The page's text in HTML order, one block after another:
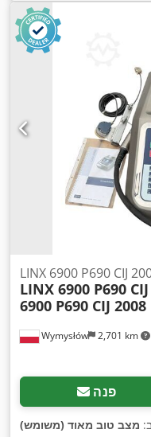
Wymysłów 2,701 km
LINX 6900 P690 CIJ
LINX 6900 P690
6900 P690 CIJ 2008
פנה
מצב טוב מאוד (משומש)